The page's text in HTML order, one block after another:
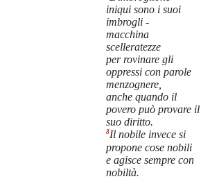
iniqui sono i suoi
imbrogli -
macchina
scelleratezze
per rovinare gli
oppressi con parole
menzognere,
anche quando il
povero può provare il
suo diritto.
8Il nobile invece si
propone cose nobili
e agisce sempre con
nobiltà.